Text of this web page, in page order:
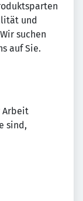
und
suchen
auf Sie.
Arbeit
sind,